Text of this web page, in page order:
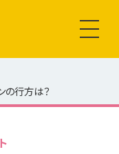
の行方は？